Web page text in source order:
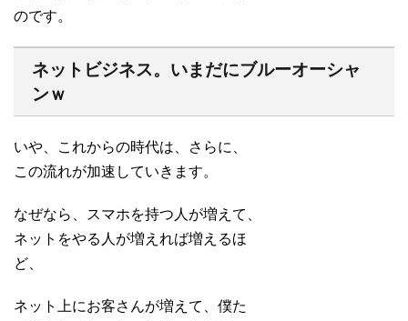
のです。
ネットビジネス。いまだにブルーオーシャ
ンｗ
いや、これからの時代は、さらに、
この流れが加速していきます。
なぜなら、スマホを持つ人が増えて、
ネットをやる人が増えれば増えるほ
ど、
ネット上にお客さんが増えて、僕た